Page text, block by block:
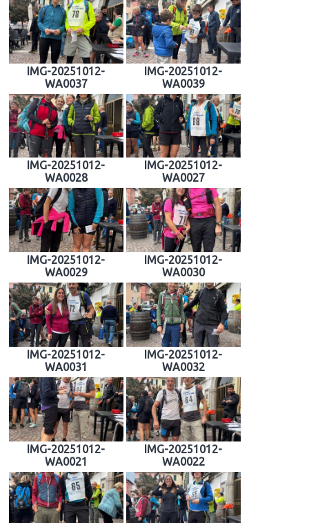
IMG-20251012-
WA0037
IMG-20251012-
WA0039
IMG-20251012-
WA0028
IMG-20251012-
WA0027
IMG-20251012-
WA0029
IMG-20251012-
WA0030
IMG-20251012-
WA0031
IMG-20251012-
WA0032
IMG-20251012-
WA0021
IMG-20251012-
WA0022